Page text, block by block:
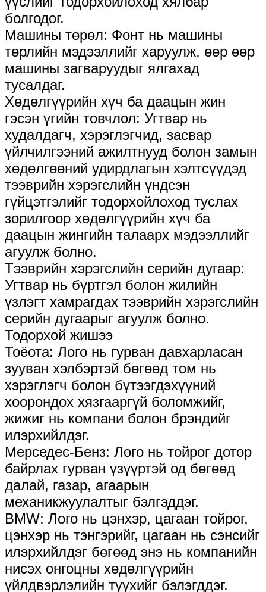
болгодог.
Машины төрөл: Фонт нь машины
төрлийн мэдээллийг харуулж, өөр өөр
машины загваруудыг ялгахад
тусалдаг.
Хөдөлгүүрийн хүч ба даацын жин
гэсэн үгийн товчлол: Угтвар нь
худалдагч, хэрэглэгчид, засвар
үйлчилгээний ажилтнууд болон замын
хөдөлгөөний удирдлагын хэлтсүүдэд
тээврийн хэрэгслийн үндсэн
гүйцэтгэлийг тодорхойлоход туслах
зорилгоор хөдөлгүүрийн хүч ба
даацын жингийн талаарх мэдээллийг
агуулж болно.
Тээврийн хэрэгслийн серийн дугаар:
Угтвар нь бүртгэл болон жилийн
үзлэгт хамрагдах тээврийн хэрэгслийн
серийн дугаарыг агуулж болно.
Тодорхой жишээ
Тоёота: Лого нь гурван давхарласан
зууван хэлбэртэй бөгөөд том нь
хэрэглэгч болон бүтээгдэхүүний
хоорондох хязгааргүй боломжийг,
жижиг нь компани болон брэндийг
илэрхийлдэг.
Мерседес-Бенз: Лого нь тойрог дотор
байрлах гурван үзүүртэй од бөгөөд
далай, газар, агаарын
механикжуулалтыг бэлгэддэг.
BMW: Лого нь цэнхэр, цагаан тойрог,
цэнхэр нь тэнгэрийг, цагаан нь сэнсийг
илэрхийлдэг бөгөөд энэ нь компанийн
нисэх онгоцны хөдөлгүүрийн
үйлдвэрлэлийн түүхийг бэлэгддэг.